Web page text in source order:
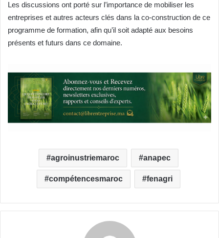
Les discussions ont porté sur l’importance de mobiliser les
entreprises et autres acteurs clés dans la co-construction de ce
programme de formation, afin qu’il soit adapté aux besoins
présents et futurs dans ce domaine.
agroinustriemaroc anapec
compétencesmaroc fenagri